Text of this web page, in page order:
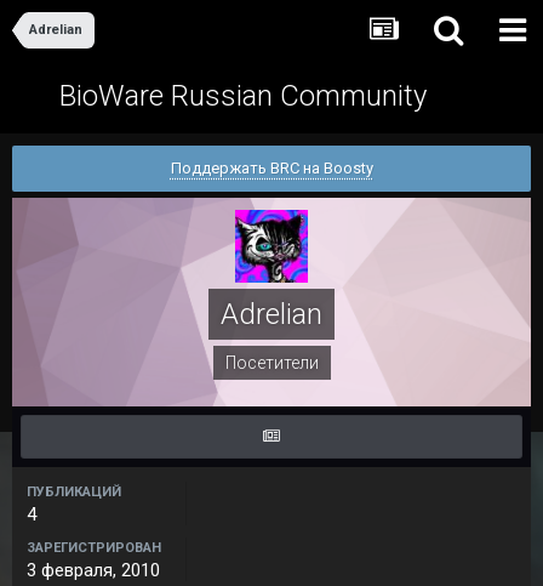
Adrelian
BioWare Russian Community
Поддержать BRC на Boosty
Adrelian
Посетители
ПУБЛИКАЦИЙ
4
ЗАРЕГИСТРИРОВАН
3 февраля, 2010